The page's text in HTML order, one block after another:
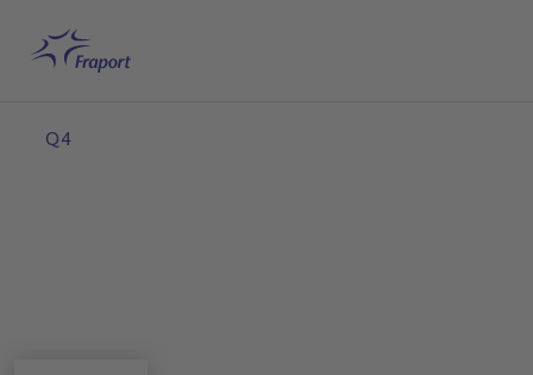
Startseite
Q4